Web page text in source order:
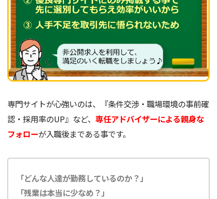
専門サイトが心強いのは、『条件交渉・職場環境の事前確
認・採用率のUP』など、 専任アドバイザーによる親身な
フォローが入職後まである事です。
「どんな人達が勤務しているのか？」
「残業は本当に少なめ？」